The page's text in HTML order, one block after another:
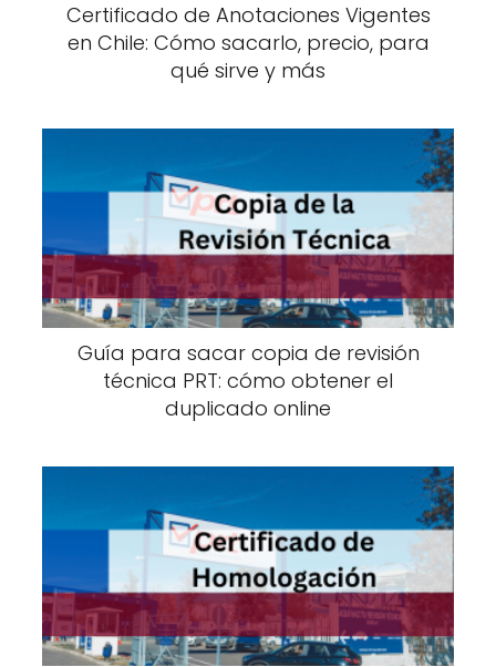
Certificado de Anotaciones Vigentes
en Chile: Cómo sacarlo, precio, para
qué sirve y más
Guía para sacar copia de revisión
técnica PRT: cómo obtener el
duplicado online